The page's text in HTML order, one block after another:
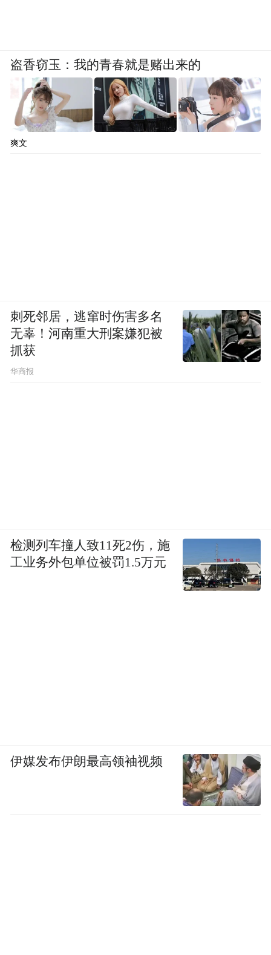
盗香窃玉：我的青春就是赌出来的
爽文
刺死邻居，逃窜时伤害多名
无辜！河南重大刑案嫌犯被
抓获
华商报
检测列车撞人致11死2伤，施
工业务外包单位被罚1.5万元
伊媒发布伊朗最高领袖视频